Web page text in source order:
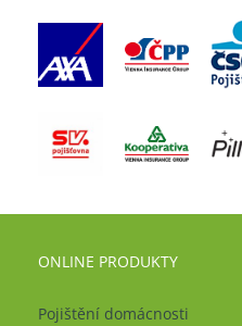
ONLINE PRODUKTY
Pojištění domácnosti